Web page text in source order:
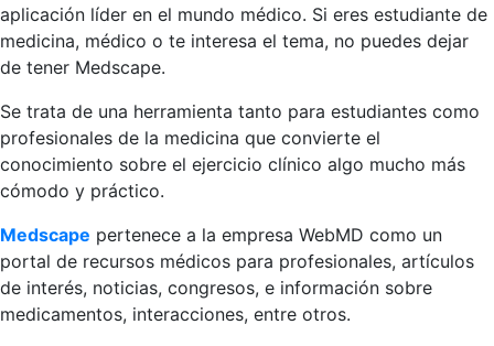
aplicación líder en el mundo médico. Si eres estudiante de
medicina, médico o te interesa el tema, no puedes dejar
de tener Medscape.
Se trata de una herramienta tanto para estudiantes como
profesionales de la medicina que convierte el
conocimiento sobre el ejercicio clínico algo mucho más
cómodo y práctico.
Medscape pertenece a la empresa WebMD como un
portal de recursos médicos para profesionales, artículos
de interés, noticias, congresos, e información sobre
medicamentos, interacciones, entre otros.